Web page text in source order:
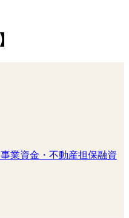
業資金・不動産担保融資